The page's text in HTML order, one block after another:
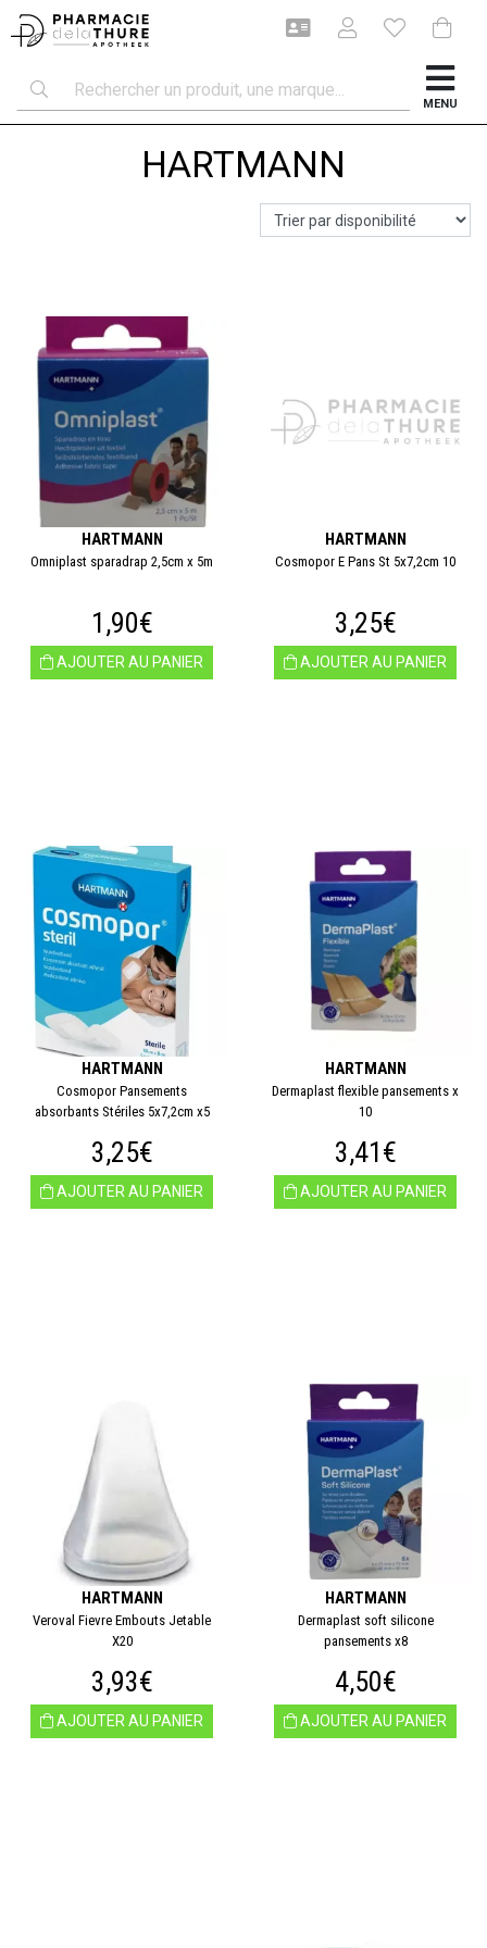
MENU
HARTMANN
HARTMANN
Omniplast sparadrap 2,5cm x 5m
1,90€
AJOUTER AU PANIER
HARTMANN
Cosmopor E Pans St 5x7,2cm 10
3,25€
AJOUTER AU PANIER
HARTMANN
Cosmopor Pansements
absorbants Stériles 5x7,2cm x5
3,25€
AJOUTER AU PANIER
HARTMANN
Dermaplast flexible pansements x
10
3,41€
AJOUTER AU PANIER
HARTMANN
Veroval Fievre Embouts Jetable
X20
3,93€
AJOUTER AU PANIER
HARTMANN
Dermaplast soft silicone
pansements x8
4,50€
AJOUTER AU PANIER